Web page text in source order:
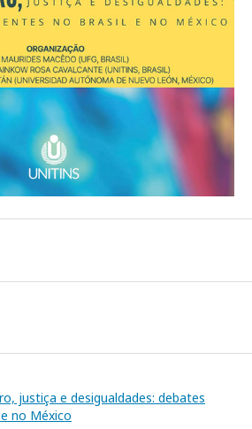
justiça e desigualdades: debates
no México